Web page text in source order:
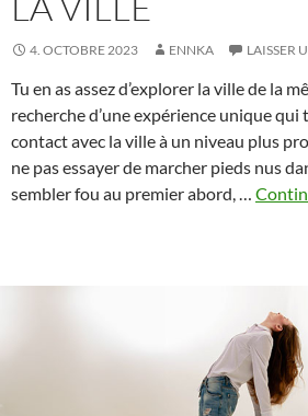
4. OCTOBRE 2023 ENNKA LAISSER
Tu en as assez d’explorer la ville de la
recherche d’une expérience unique qui
contact avec la ville à un niveau plus
ne pas essayer de marcher pieds nus
sembler fou au premier abord, …